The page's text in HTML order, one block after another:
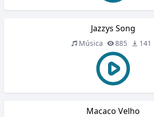
Jazzys Song
Música 885 141
Macaco Velho